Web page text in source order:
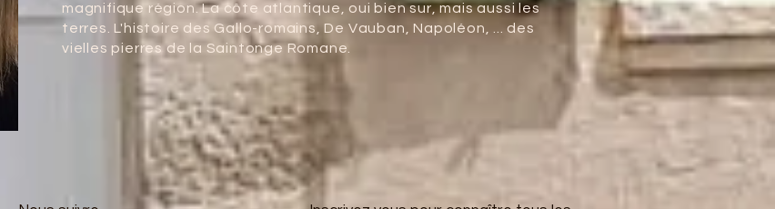
magnifique région. La côte atlantique, oui bien sur, mais aussi les
terres. L'histoire des Gallo-romains, De Vauban, Napoléon, ... des
vielles pierres de la Saintonge Romane.